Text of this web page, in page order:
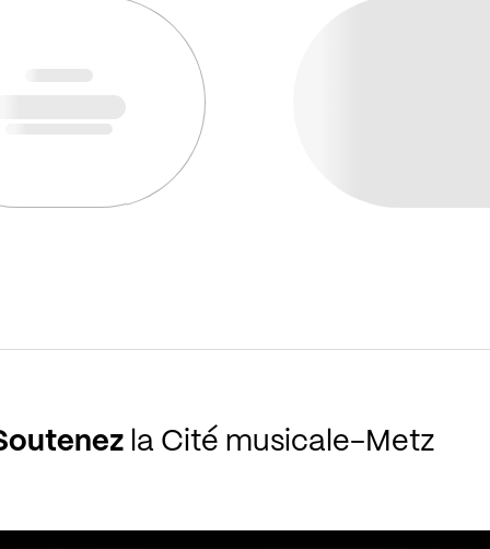
la Cité musicale-Metz